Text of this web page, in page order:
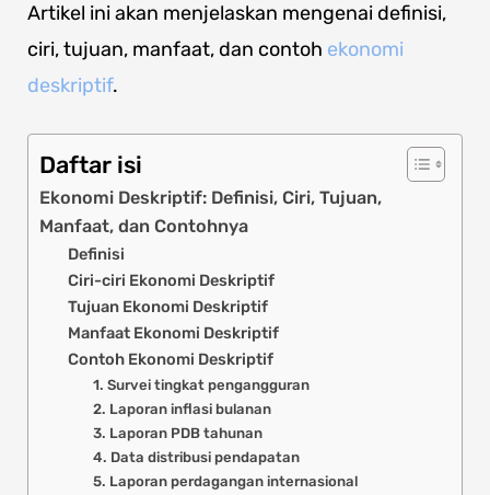
Artikel ini akan menjelaskan mengenai definisi,
ciri, tujuan, manfaat, dan contoh ekonomi
deskriptif.
Daftar isi
Ekonomi Deskriptif: Definisi, Ciri, Tujuan,
Manfaat, dan Contohnya
Definisi
Ciri-ciri Ekonomi Deskriptif
Tujuan Ekonomi Deskriptif
Manfaat Ekonomi Deskriptif
Contoh Ekonomi Deskriptif
1. Survei tingkat pengangguran
2. Laporan inflasi bulanan
3. Laporan PDB tahunan
4. Data distribusi pendapatan
5. Laporan perdagangan internasional